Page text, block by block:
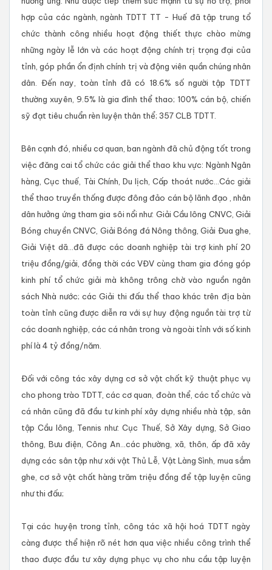
hợp của các ngành, ngành TDTT TT - Huế đã tập trung tổ
chức thành công nhiều hoạt động thiết thực chào mừng
những ngày lễ lớn và các hoạt động chính trị trọng đại của
tỉnh, góp phần ổn định chính trị và động viên quần chúng nhân
dân. Đến nay, toàn tỉnh đã có 18.6% số người tập TDTT
thường xuyên, 9.5% là gia đình thể thao; 100% cán bộ, chiến
sỹ đạt tiêu chuẩn rèn luyện thân thể; 357 CLB TDTT.
Bên cạnh đó, nhiều cơ quan, ban ngành đã chủ động tốt trong
việc đăng cai tổ chức các giải thể thao khu vực: Ngành Ngân
hàng, Cục thuế, Tài Chính, Du lịch, Cấp thoát nước...Các giải
thể thao truyền thống được đông đảo cán bộ lãnh đạo , nhân
dân hưởng ứng tham gia sôi nổi như: Giải Cầu lông CNVC, Giải
Bóng chuyền CNVC, Giải Bóng đá Nông thông, Giải Đua ghe,
Giải Việt dã...đã được các doanh nghiệp tài trợ kinh phí 20
triệu đồng/giải, đồng thời các VĐV cùng tham gia đóng góp
kinh phí tổ chức giải mà không trông chờ vào nguồn ngân
sách Nhà nước; các Giải thi đấu thể thao khác trên địa bàn
toàn tỉnh cũng được diễn ra với sự huy động nguồn tài trợ từ
các doanh nghiệp, các cá nhân trong và ngoài tỉnh với số kinh
phí là 4 tỷ đồng/năm.
Đối với công tác xây dựng cơ sở vật chất kỹ thuật phục vụ
cho phong trào TDTT, các cơ quan, đoàn thể, các tổ chức và
cá nhân cũng đã đầu tư kinh phí xây dựng nhiều nhà tập, sân
tập Cầu lông, Tennis như: Cục Thuế, Sở Xây dựng, Sở Giao
thông, Bưu điện, Công An...các phường, xã, thôn, ấp đã xây
dựng các sân tập như xới vật Thủ Lễ, Vật Làng Sình, mua sắm
ghe, cơ sở vật chất hàng trăm triệu đồng để tập luyện cũng
như thi đấu;
Tại các huyện trong tỉnh, công tác xã hội hoá TDTT ngày
càng được thể hiện rõ nét hơn qua việc nhiều công trình thể
thao được đầu tư xây dựng phục vụ cho nhu cầu tập luyện